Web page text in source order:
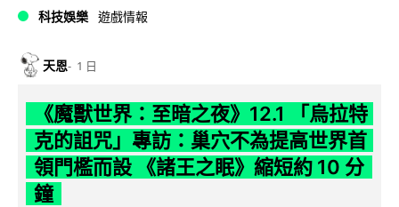
科技娛樂 遊戲情報
天恩 1 日
《魔獸世界：至暗之夜》12.1 「烏拉特
克的詛咒」專訪：巢穴不為提高世界首
領門檻而設 《諸王之眠》縮短約 10 分
鐘